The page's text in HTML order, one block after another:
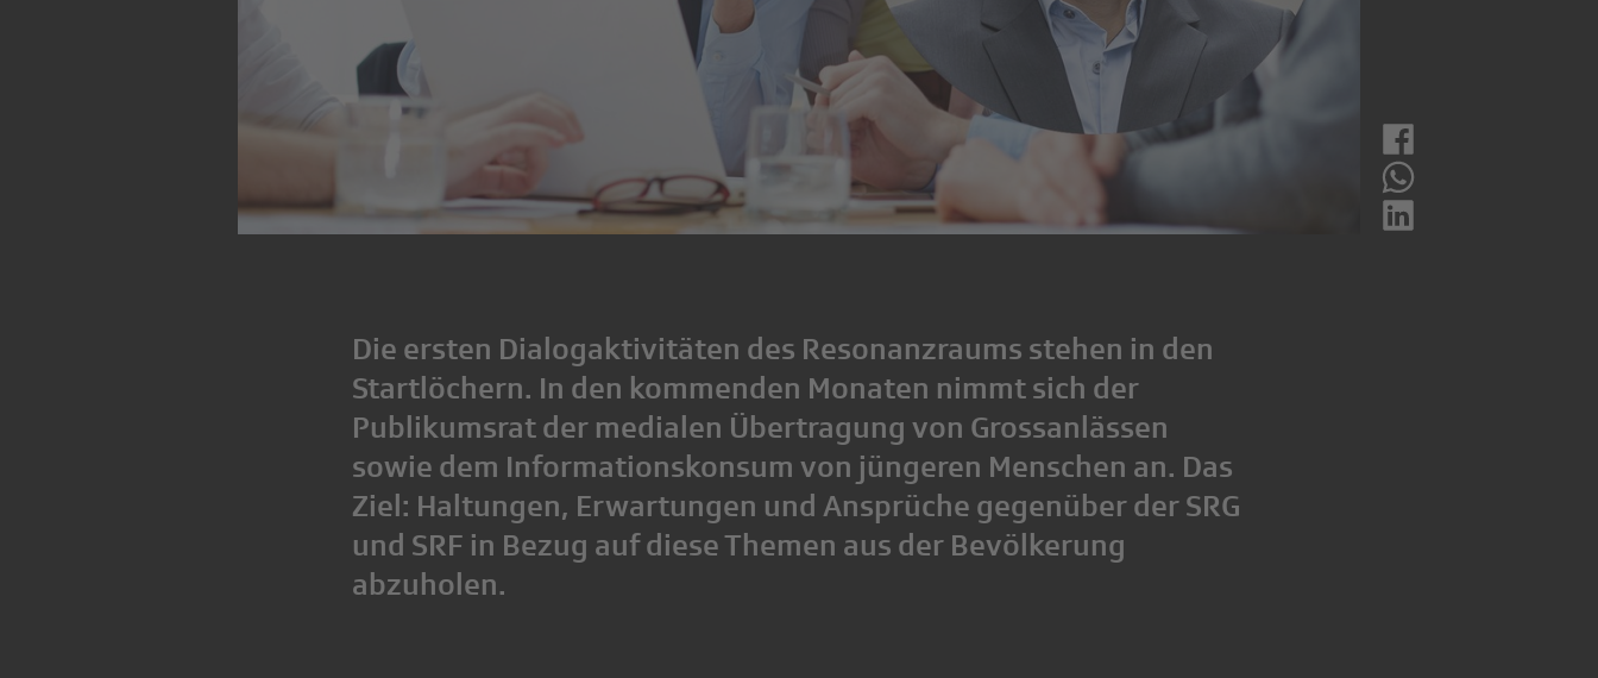
Die ersten Dialogaktivitäten des Resonanzraums stehen in den
Startlöchern. In den kommenden Monaten nimmt sich der
Publikumsrat der medialen Übertragung von Grossanlässen
sowie dem Informationskonsum von jüngeren Menschen an. Das
Ziel: Haltungen, Erwartungen und Ansprüche gegenüber der SRG
und SRF in Bezug auf diese Themen aus der Bevölkerung
abzuholen.